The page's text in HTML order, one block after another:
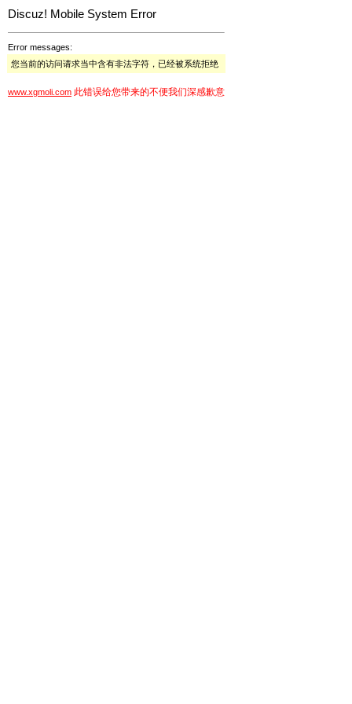
Discuz! Mobile System Error
Error messages:
您当前的访问请求当中含有非法字符，已经被系统拒绝
www.xgmoli.com 此错误给您带来的不便我们深感歉意